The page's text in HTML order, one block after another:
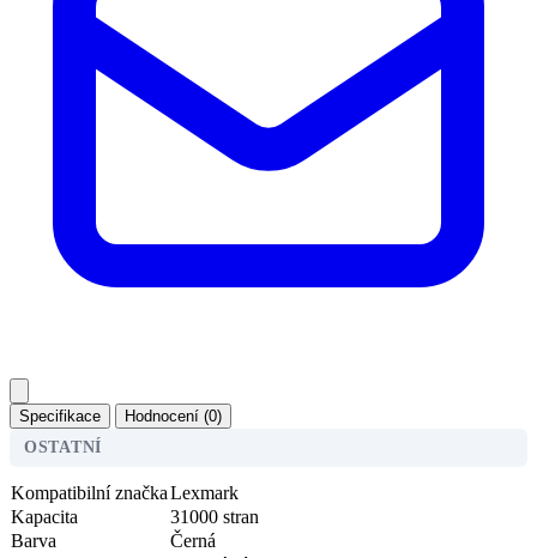
Specifikace
Hodnocení (0)
OSTATNÍ
Kompatibilní značkaLexmark
Kapacita
31000 stran
Barva
Černá